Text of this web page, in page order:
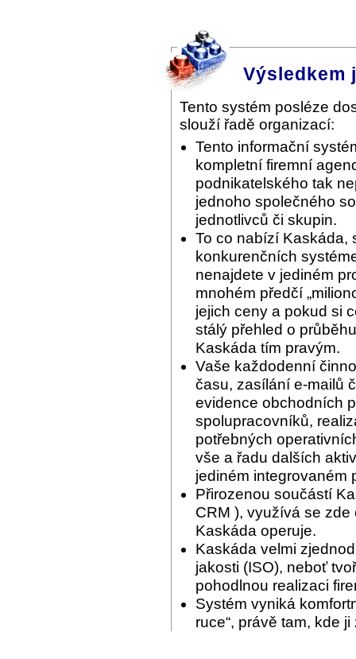
Výsledkem
Tento systém posléze
slouží řadě organizací:
Tento informační
kompletní firemní
podnikatelského tak
jednoho společného
jednotlivců či skupin.
To co nabízí Kaskáda,
konkurenčních
nenajdete v jediném
mnohém předčí
jejich ceny a pokud si
stálý přehled o
Kaskáda tím pravým.
Vaše každodenní
času, zasílání e-mailů
evidence obchodních
spolupracovníků,
potřebných
vše a řadu dalších
jediném integrovaném
Přirozenou součástí
CRM ), využívá se
Kaskáda operuje.
Kaskáda velmi
jakosti (ISO), neboť
pohodlnou realizaci
Systém vyniká
ruce“, právě tam, kde